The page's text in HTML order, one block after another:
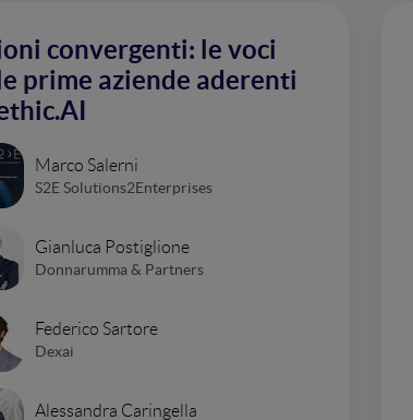
convergenti: le voci
prime aziende aderenti
Marco Salerni
S2E Solutions2Enterprises
Gianluca Postiglione
Donnarumma & Partners
Federico Sartore
Dexai
Alessandra Caringella